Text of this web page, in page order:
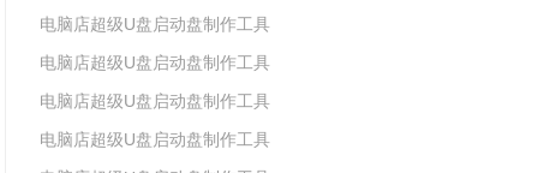
v7.5_2606
电脑店超级U盘启动盘制作工具
v7.5_2604
电脑店超级U盘启动盘制作工具
v7.5_2602
电脑店超级U盘启动盘制作工具
v7.5 2019(天蓬元帅版)
电脑店超级U盘启动盘制作工具